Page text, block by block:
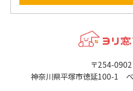
〒254-0902
神奈川県平塚市徳延100-1